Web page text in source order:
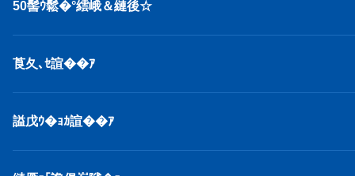
50髻ｳ鬆�°繧峨＆縺後☆
莨夂､ｾ諠��ｱ
謚戊ｳ�ｮｶ諠��ｱ